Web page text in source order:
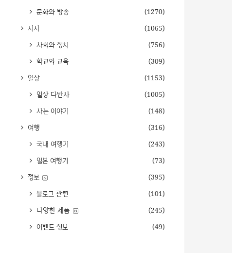
문화와 방송
(1270)
시사
(1065)
사회와 정치
(756)
학교와 교육
(309)
일상
(1153)
일상 다반사
(1005)
사는 이야기
(148)
여행
(316)
국내 여행기
(243)
일본 여행기
(73)
정보
(395)
블로그 관련
(101)
다양한 제품
(245)
이벤트 정보
(49)